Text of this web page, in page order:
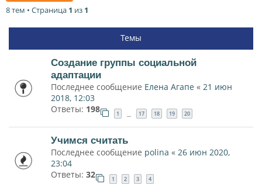
8 тем • Страница 1 из 1
Темы
Создание группы социальной
адаптации
Последнее сообщение Елена Агапе « 21 июн
2018, 12:03
Ответы: 198 1 … 17 18 19 20
Учимся считать
Последнее сообщение polina « 26 июн 2020,
23:04
Ответы: 32 1 2 3 4